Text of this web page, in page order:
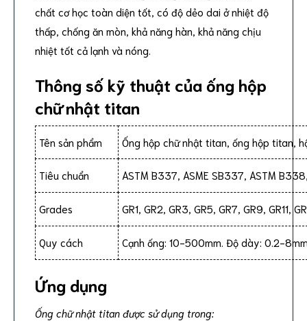
chất cơ học toàn diện tốt, có độ dẻo dai ở nhiệt độ
thấp, chống ăn mòn, khả năng hàn, khả năng chịu
nhiệt tốt cả lạnh và nóng.
Thông số kỹ thuật của ống hộp
chữ nhật titan
Tên sản phẩm Ống hộp chữ nhật titan, ống hộp titan,
Tiêu chuẩn ASTM B337, ASME SB337, ASTM
Grades GR1, GR2, GR3, GR5, GR7, GR9, GR11,
Quy cách Cạnh ống: 10-500mm. Độ dày: 0.2-
Ứng dụng
Ống chữ nhật titan được sử dụng trong: